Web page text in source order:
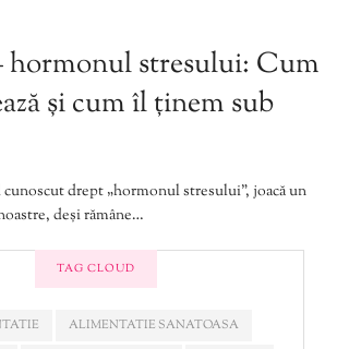
stresului: Cum
și cum îl ținem sub
drept „hormonul stresului”, joacă un
deși rămâne…
TAG CLOUD
ALIMENTATIE SANATOASA